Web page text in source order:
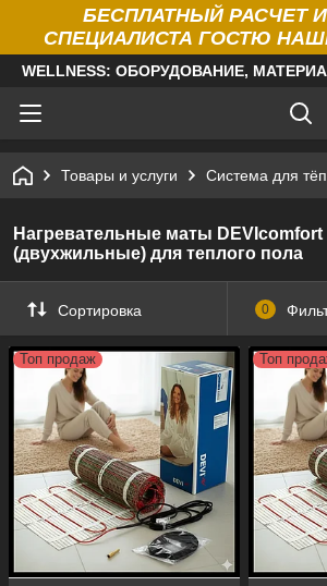
БЕСПЛАТНЫЙ РАСЧЕТ
СПЕЦИАЛИСТА ГОСТЮ
WELLNESS: ОБОРУДОВАНИЕ,
Товары и услуги Система для
Нагревательные маты DEVIcomfort
(двухжильные) для теплого пола
Сортировка 0
Топ продаж Топ